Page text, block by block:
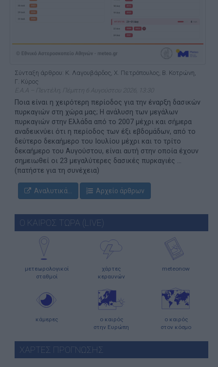
Σύνταξη άρθρου: Κ. Λαγουβάρδος, Χ. Πετρόπουλος, Β. Κοτρώνη,
Γ. Κύρος
Ε.Α.Α – Πεντέλη, Πέμπτη 6 Αυγούστου 2026, 13:30
Ποια είναι η χειρότερη περίοδος για την έναρξη δασικών
πυρκαγιών στη χώρα μας; Η ανάλυση των μεγάλων
πυρκαγιών στην Ελλάδα από το 2007 μέχρι και σήμερα
αναδεικνύει ότι η περίοδος των έξι εβδομάδων, από το
δεύτερο δεκαήμερο του Ιουλίου μέχρι και το τρίτο
δεκαήμερο του Αυγούστου, είναι αυτή στην οποία έχουν
σημειωθεί οι 23 μεγαλύτερες δασικές πυρκαγιές ...
(πατήστε για τη συνέχεια)
Αναλυτικά... Αρχείο άρθρων
Ο ΚΑΙΡΟΣ ΤΩΡΑ (LIVE)
μετεωρολογικοί
σταθμοί
χάρτες
κεραυνών
meteonow
κάμερες
ο καιρός
στην Ευρώπη
ο καιρός
στον κόσμο
ΧΑΡΤΕΣ ΠΡΟΓΝΩΣΗΣ